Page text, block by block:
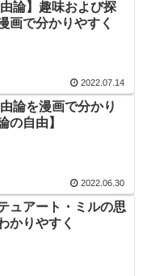
論】趣味および探
画で分かりやすく
2022.07.14
論を漫画で分かり
の自由】
2022.06.30
ュアート・ミルの思
かりやすく